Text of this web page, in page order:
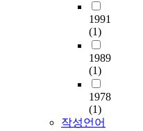
1991
(1)
1989
(1)
1978
(1)
작성언어